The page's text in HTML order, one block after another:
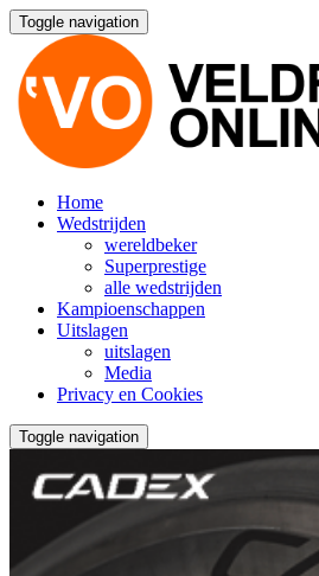
Toggle navigation
Home
Wedstrijden
wereldbeker
Superprestige
alle wedstrijden
Kampioenschappen
Uitslagen
uitslagen
Media
Privacy en Cookies
Toggle navigation